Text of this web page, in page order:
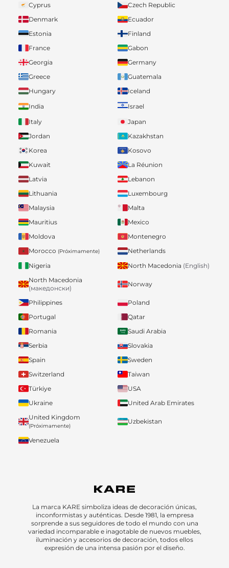
Cyprus
Czech Republic
Denmark
Ecuador
Estonia
Finland
France
Gabon
Georgia
Germany
Greece
Guatemala
Hungary
Iceland
India
Israel
Italy
Japan
Jordan
Kazakhstan
Korea
Kosovo
Kuwait
La Réunion
Latvia
Lebanon
Lithuania
Luxembourg
Malaysia
Malta
Mauritius
Mexico
Moldova
Montenegro
Morocco (Próximamente)
Netherlands
Nigeria
North Macedonia (English)
North Macedonia
(македонски)
Norway
Philippines
Poland
Portugal
Qatar
Romania
Saudi Arabia
Serbia
Slovakia
Spain
Sweden
Switzerland
Taiwan
Türkiye
USA
Ukraine
United Arab Emirates
United Kingdom
(Próximamente)
Uzbekistan
Venezuela
La marca KARE simboliza ideas de decoración únicas,
inconformistas y auténticas. Desde 1981, la empresa
sorprende a sus seguidores de todo el mundo con una
variedad incomparable e inagotable de nuevos muebles,
iluminación y accesorios de decoración, todos ellos
expresión de una intensa pasión por el diseño.